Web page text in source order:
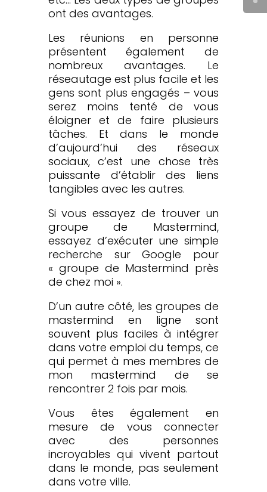
ont des avantages.
Les réunions en personne
présentent également de
nombreux avantages. Le
réseautage est plus facile et les
gens sont plus engagés – vous
serez moins tenté de vous
éloigner et de faire plusieurs
tâches. Et dans le monde
d’aujourd’hui des réseaux
sociaux, c’est une chose très
puissante d’établir des liens
tangibles avec les autres.
Si vous essayez de trouver un
groupe de Mastermind,
essayez d’exécuter une simple
recherche sur Google pour
« groupe de Mastermind près
de chez moi ».
D’un autre côté, les groupes de
mastermind en ligne sont
souvent plus faciles à intégrer
dans votre emploi du temps, ce
qui permet à mes membres de
mon mastermind de se
rencontrer 2 fois par mois.
Vous êtes également en
mesure de vous connecter
avec des personnes
incroyables qui vivent partout
dans le monde, pas seulement
dans votre ville.